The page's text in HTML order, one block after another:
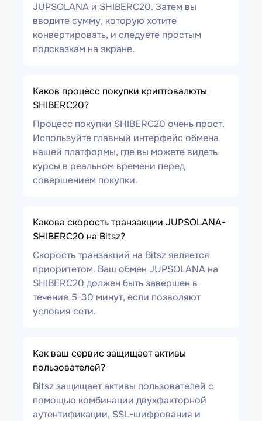
JUPSOLANA и SHIBERC20. Затем вы
вводите сумму, которую хотите
конвертировать, и следуете простым
подсказкам на экране.
Каков процесс покупки криптовалюты
SHIBERC20?
Процесс покупки SHIBERC20 очень прост.
Используйте главный интерфейс обмена
нашей платформы, где вы можете видеть
курсы в реальном времени перед
совершением покупки.
Какова скорость транзакции JUPSOLANA-
SHIBERC20 на Bitsz?
Скорость транзакций на Bitsz является
приоритетом. Ваш обмен JUPSOLANA на
SHIBERC20 должен быть завершен в
течение 5-30 минут, если позволяют
условия сети.
Как ваш сервис защищает активы
пользователей?
Bitsz защищает активы пользователей с
помощью комбинации двухфакторной
аутентификации, SSL-шифрования и